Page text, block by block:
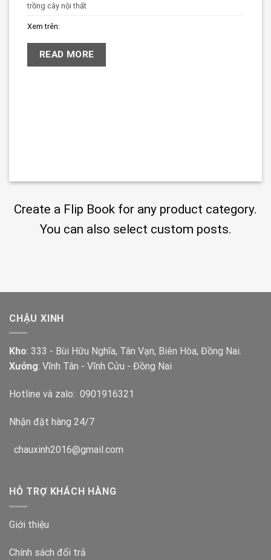
trồng cây nội thất
Xem trên:
READ MORE
Create a Flip Book for any product category.
You can also select custom posts.
CHẬU XINH
Kho: 333 - Bùi Hữu Nghĩa, Tân Vạn, Biên Hòa, Đồng Nai.
Xưởng: Vĩnh Tân - Vĩnh Cửu - Đồng Nai
Hotline và zalo: 0901916321
Nhận đặt hàng 24/7
chauxinh2016@gmail.com
HỖ TRỢ KHÁCH HÀNG
Giới thiệu
Chính sách đổi trả